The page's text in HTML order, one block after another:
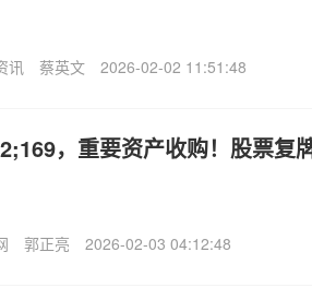
讯 蔡英文 2026-02-02 11:51:48
，重要资产收购！股票复
郭正亮 2026-02-03 04:12:48